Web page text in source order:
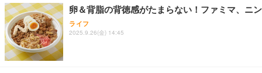
卵＆背脂の背徳感がたまらない！ファミマ、ニ
ライフ
2025.9.26(金) 14:45